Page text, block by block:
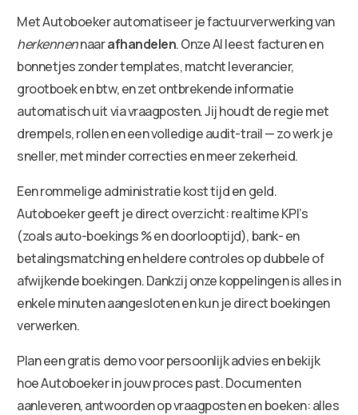
Met Autoboeker automatiseer je factuurverwerking van
herkennennaarafhandelen. Onze AI leest facturen en
bonnetjes zonder templates, matcht leverancier,
grootboek en btw, en zet ontbrekende informatie
automatisch uit via vraagposten. Jij houdt de regie met
drempels, rollen en een volledige audit-trail — zo werk je
sneller, met minder correcties en meer zekerheid.
Een rommelige administratie kost tijd en geld.
Autoboeker geeft je direct overzicht: realtime KPI’s
(zoals auto-boekings % en doorlooptijd), bank- en
betalingsmatching en heldere controles op dubbele of
afwijkende boekingen. Dankzij onze koppelingen is alles in
enkele minuten aangesloten en kun je direct boekingen
verwerken.
Plan een gratis demo voor persoonlijk advies en bekijk
hoe Autoboeker in jouw proces past. Documenten
aanleveren, antwoorden op vraagposten en boeken: alles